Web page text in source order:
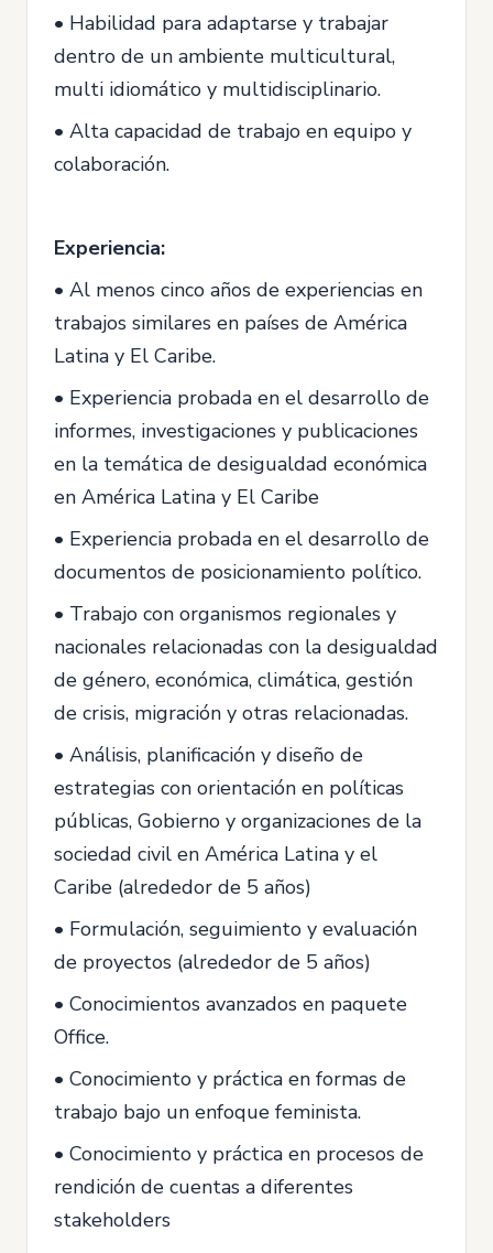
• Habilidad para adaptarse y trabajar
dentro de un ambiente multicultural,
multi idiomático y multidisciplinario.
• Alta capacidad de trabajo en equipo y
colaboración.
Experiencia:
• Al menos cinco años de experiencias en
trabajos similares en países de América
Latina y El Caribe.
• Experiencia probada en el desarrollo de
informes, investigaciones y publicaciones
en la temática de desigualdad económica
en América Latina y El Caribe
• Experiencia probada en el desarrollo de
documentos de posicionamiento político.
• Trabajo con organismos regionales y
nacionales relacionadas con la desigualdad
de género, económica, climática, gestión
de crisis, migración y otras relacionadas.
• Análisis, planificación y diseño de
estrategias con orientación en políticas
públicas, Gobierno y organizaciones de la
sociedad civil en América Latina y el
Caribe (alrededor de 5 años)
• Formulación, seguimiento y evaluación
de proyectos (alrededor de 5 años)
• Conocimientos avanzados en paquete
Office.
• Conocimiento y práctica en formas de
trabajo bajo un enfoque feminista.
• Conocimiento y práctica en procesos de
rendición de cuentas a diferentes
stakeholders